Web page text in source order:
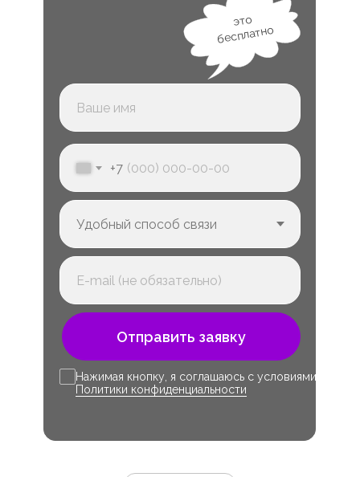
+7
Отправить заявку
это
бесплатно
Нажимая кнопку, я соглашаюсь с условиями
Политики конфиденциальности